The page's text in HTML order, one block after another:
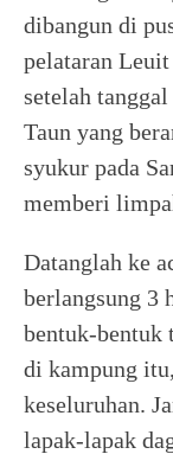
dibangun di
pelataran
setelah
Taun yang
syukur pada
memberi
Datanglah ke
berlangsung 3
bentuk-bentuk
di kampung
keseluruhan.
lapak-lapak